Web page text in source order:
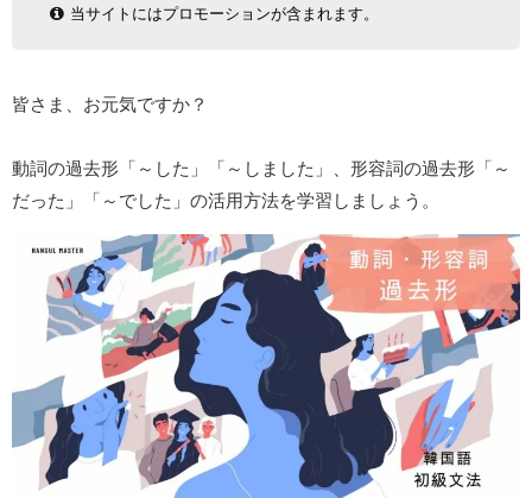
当サイトにはプロモーションが含まれます。
皆さま、お元気ですか？
動詞の過去形「～した」「～しました」、形容詞の過去形「～
だった」「～でした」の活用方法を学習しましょう。